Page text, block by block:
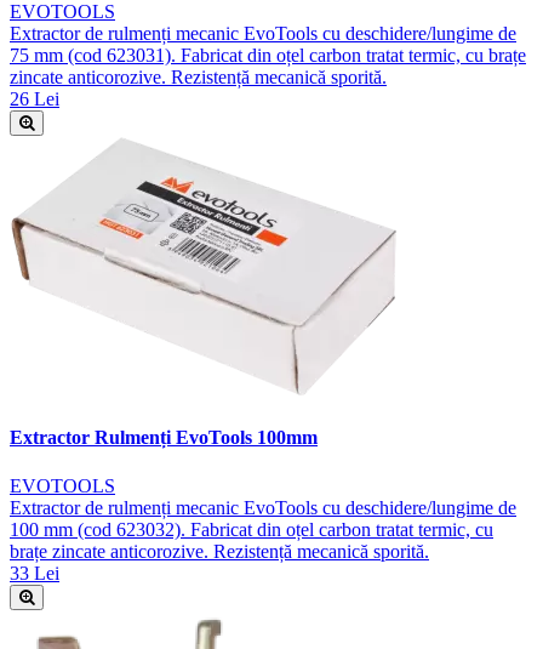
EVOTOOLS
Extractor de rulmenți mecanic EvoTools cu deschidere/lungime de
75 mm (cod 623031). Fabricat din oțel carbon tratat termic, cu brațe
zincate anticorozive. Rezistență mecanică sporită.
26 Lei
Extractor Rulmenți EvoTools 100mm
EVOTOOLS
Extractor de rulmenți mecanic EvoTools cu deschidere/lungime de
100 mm (cod 623032). Fabricat din oțel carbon tratat termic, cu
brațe zincate anticorozive. Rezistență mecanică sporită.
33 Lei